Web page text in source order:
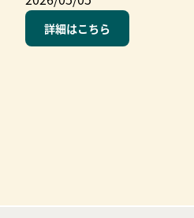
詳細はこちら